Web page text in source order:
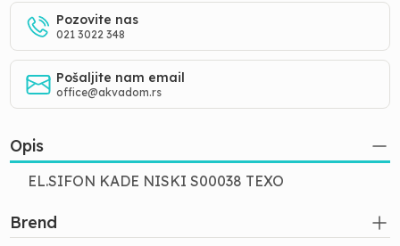
Pozovite nas
021 3022 348
Pošaljite nam email
office@akvadom.rs
Opis
EL.SIFON KADE NISKI S00038 TEXO
Brend